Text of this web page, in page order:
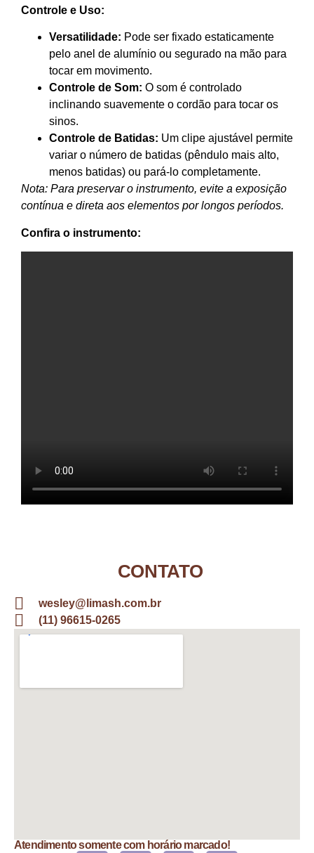
Controle e Uso:
Versatilidade: Pode ser fixado estaticamente
pelo anel de alumínio ou segurado na mão para
tocar em movimento.
Controle de Som: O som é controlado
inclinando suavemente o cordão para tocar os
sinos.
Controle de Batidas: Um clipe ajustável permite
variar o número de batidas (pêndulo mais alto,
menos batidas) ou pará-lo completamente.
Nota: Para preservar o instrumento, evite a exposição
contínua e direta aos elementos por longos períodos.
Confira o instrumento:
CONTATO
wesley@limash.com.br
(11) 96615-0265
Atendimento somente com horário marcado!